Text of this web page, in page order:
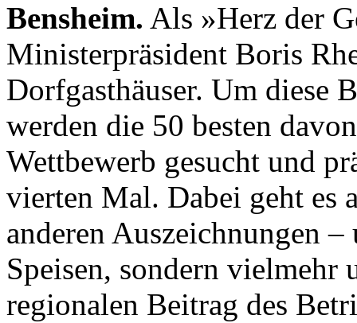
Bensheim. Als »Herz der
Ministerpräsident Boris
Dorfgasthäuser. Um diese
werden die 50 besten
Wettbewerb gesucht und
vierten Mal. Dabei geht es
anderen Auszeichnungen
Speisen, sondern vielmehr
regionalen Beitrag des